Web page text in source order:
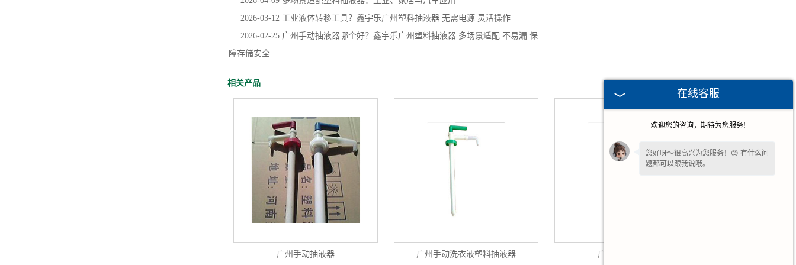
2026-03-12 工业液体转移工具？鑫宇乐广州塑料抽液器 无需电源 灵活操作
2026-02-25 广州手动抽液器哪个好？鑫宇乐广州塑料抽液器 多场景适配 不易漏 保
障存储安全
相关产品
广州手动抽液器 广州手动洗衣液塑料抽液器 广州化工抽液器
在线客服
欢迎您的咨询，期待为您服务!
您好呀～很高兴为您服务！😊 有什么问
题都可以跟我说哦。